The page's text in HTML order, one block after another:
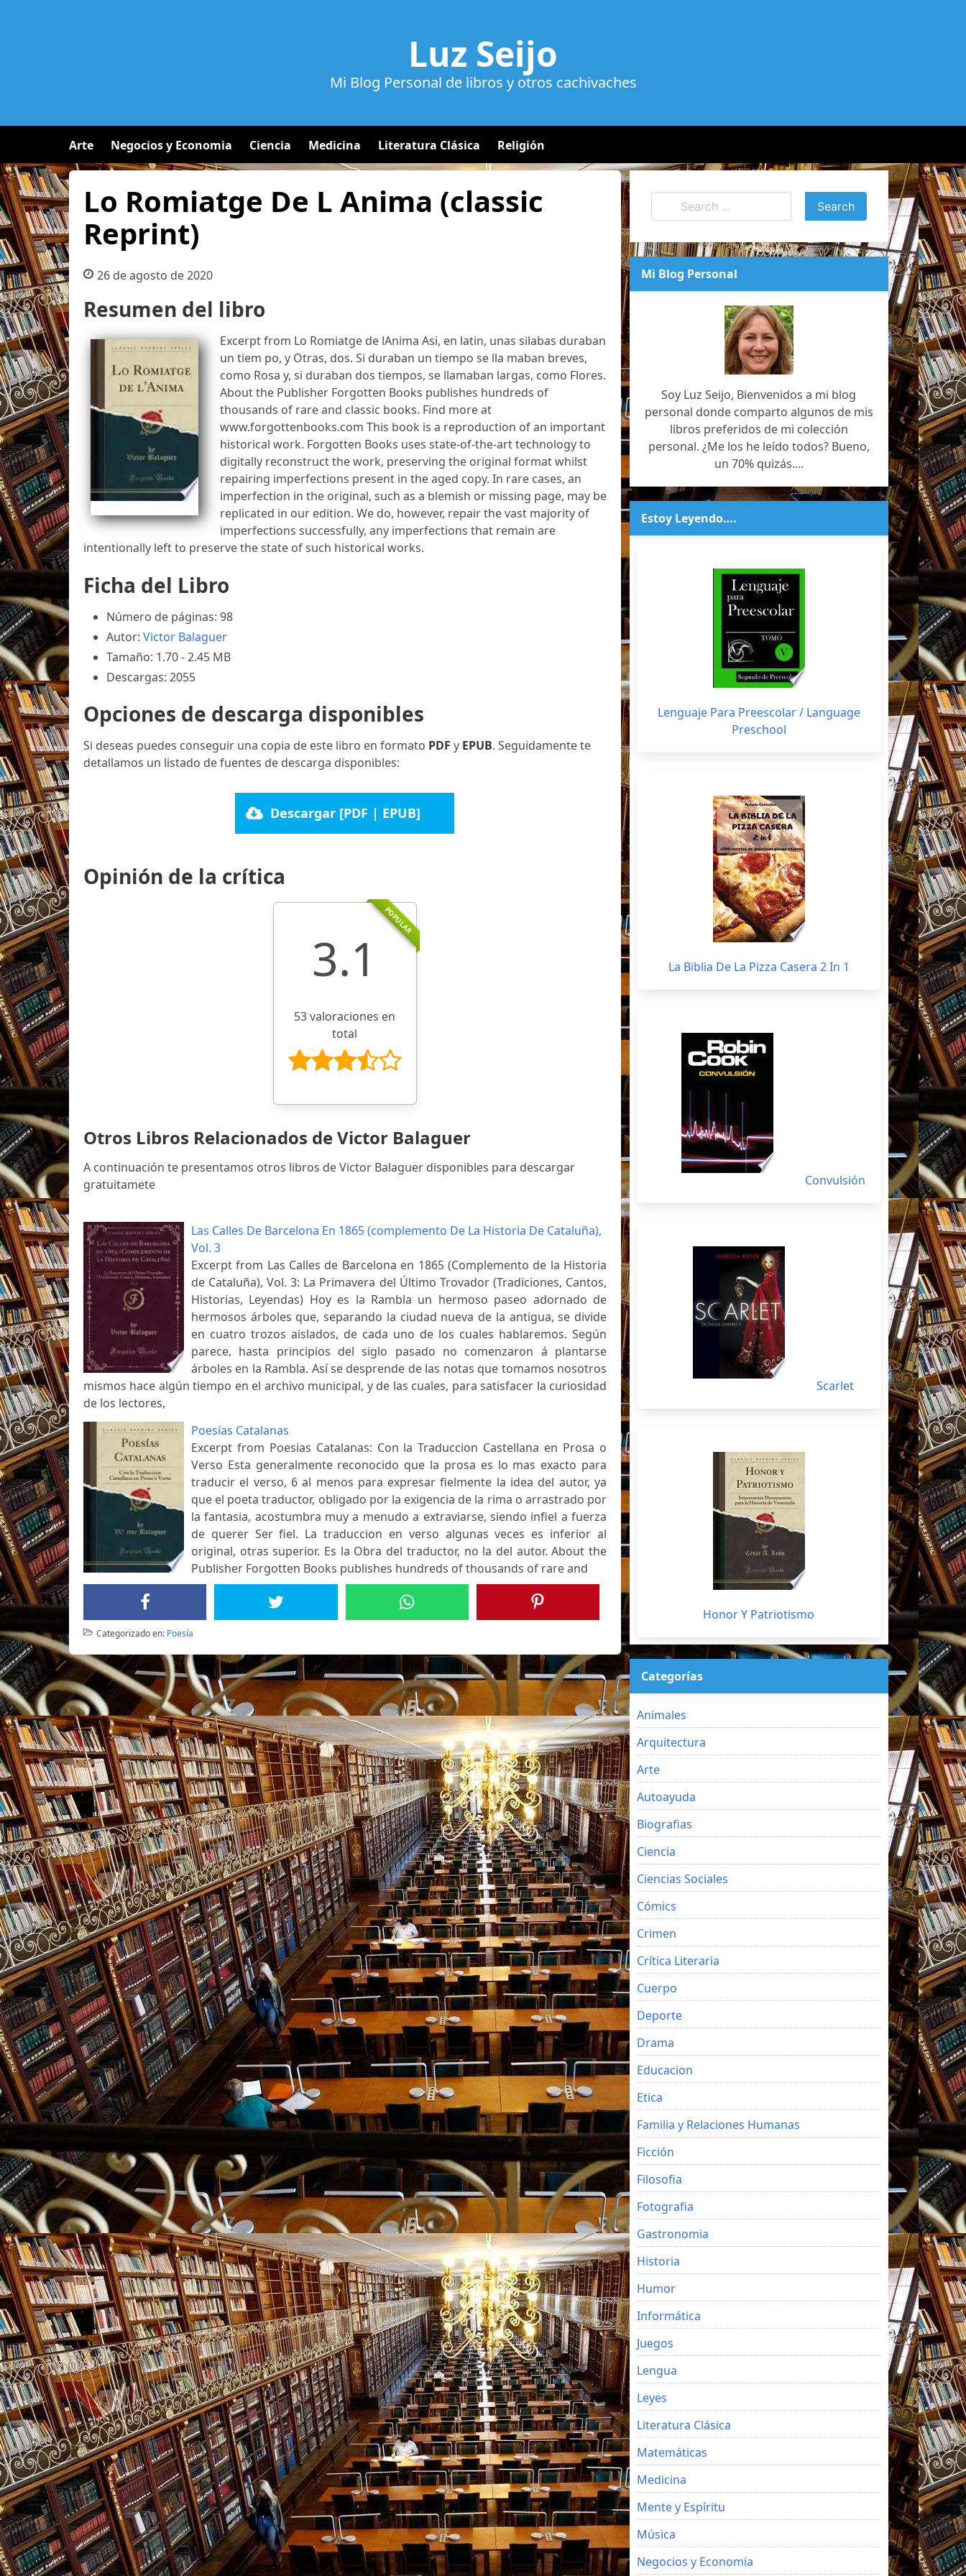
Luz Seijo
Mi Blog Personal de libros y otros cachivaches
Arte Negocios y Economia Ciencia Medicina Literatura Clásica Religión
Lo Romiatge De L Anima (classic
Reprint)
26 de agosto de 2020
Resumen del libro
Excerpt from Lo Romiatge de lAnima Asi, en latin, unas silabas duraban
un tiem po, y Otras, dos. Si duraban un tiempo se lla maban breves,
como Rosa y, si duraban dos tiempos, se llamaban largas, como Flores.
About the Publisher Forgotten Books publishes hundreds of
thousands of rare and classic books. Find more at
www.forgottenbooks.com This book is a reproduction of an important
historical work. Forgotten Books uses state-of-the-art technology to
digitally reconstruct the work, preserving the original format whilst
repairing imperfections present in the aged copy. In rare cases, an
imperfection in the original, such as a blemish or missing page, may be
replicated in our edition. We do, however, repair the vast majority of
imperfections successfully, any imperfections that remain are
intentionally left to preserve the state of such historical works.
Ficha del Libro
Número de páginas: 98
Autor: Victor Balaguer
Tamaño: 1.70 - 2.45 MB
Descargas: 2055
Opciones de descarga disponibles
Si deseas puedes conseguir una copia de este libro en formato PDF y EPUB. Seguidamente te
detallamos un listado de fuentes de descarga disponibles:
Descargar [PDF | EPUB]
Opinión de la crítica
POPULAR
3.1
53 valoraciones en
total
Otros Libros Relacionados de Victor Balaguer
A continuación te presentamos otros libros de Victor Balaguer disponibles para descargar
gratuitamete
Las Calles De Barcelona En 1865 (complemento De La Historia De Cataluña),
Vol. 3
Excerpt from Las Calles de Barcelona en 1865 (Complemento de la Historia
de Cataluña), Vol. 3: La Primavera del Último Trovador (Tradiciones, Cantos,
Historias, Leyendas) Hoy es la Rambla un hermoso paseo adornado de
hermosos árboles que, separando la ciudad nueva de la antigua, se divide
en cuatro trozos aislados, de cada uno de los cuales hablaremos. Según
parece, hasta principios del siglo pasado no comenzaron á plantarse
árboles en la Rambla. Así se desprende de las notas que tomamos nosotros
mismos hace algún tiempo en el archivo municipal, y de las cuales, para satisfacer la curiosidad
de los lectores,
Poesías Catalanas
Excerpt from Poesias Catalanas: Con la Traduccion Castellana en Prosa o
Verso Esta generalmente reconocido que la prosa es lo mas exacto para
traducir el verso, 6 al menos para expresar fielmente la idea del autor, ya
que el poeta traductor, obligado por la exigencia de la rima o arrastrado por
la fantasia, acostumbra muy a menudo a extraviarse, siendo infiel a fuerza
de querer Ser fiel. La traduccion en verso algunas veces es inferior al
original, otras superior. Es la Obra del traductor, no la del autor. About the
Publisher Forgotten Books publishes hundreds of thousands of rare and
Categorizado en: Poesía
Mi Blog Personal
Soy Luz Seijo, Bienvenidos a mi blog
personal donde comparto algunos de mis
libros preferidos de mi colección
personal. ¿Me los he leído todos? Bueno,
un 70% quizás....
Estoy Leyendo….
Lenguaje Para Preescolar / Language
Preschool
La Biblia De La Pizza Casera 2 In 1
Convulsión
Scarlet
Honor Y Patriotismo
Categorías
Animales
Arquitectura
Arte
Autoayuda
Biografias
Ciencia
Ciencias Sociales
Cómics
Crimen
Crítica Literaria
Cuerpo
Deporte
Drama
Educacion
Etica
Familia y Relaciones Humanas
Ficción
Filosofia
Fotografia
Gastronomia
Historia
Humor
Informática
Juegos
Lengua
Leyes
Literatura Clásica
Matemáticas
Medicina
Mente y Espíritu
Música
Negocios y Economia